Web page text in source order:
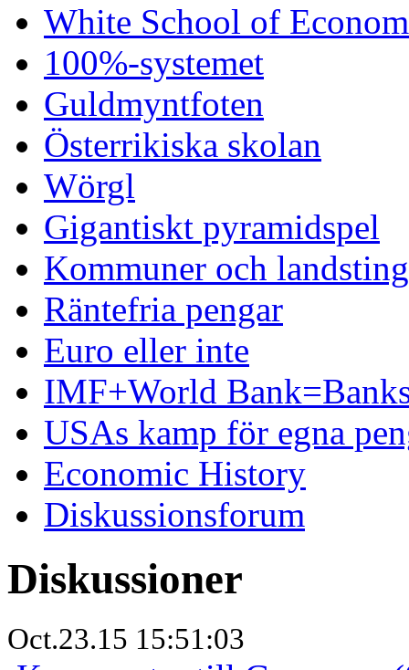
White School of
100%-systemet
Guldmyntfoten
Österrikiska skolan
Wörgl
Gigantiskt pyramidspel
Kommuner och
Räntefria pengar
Euro eller inte
IMF+World
USAs kamp för egna
Economic History
Diskussionsforum
Diskussioner
Oct.23.15 15:51:03